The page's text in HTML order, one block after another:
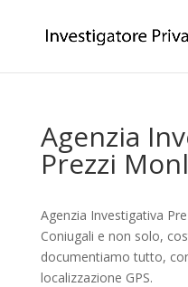
Agenzia
Prezzi
Agenzia Investigativa
Coniugali e non solo,
documentiamo tutto,
localizzazione GPS.